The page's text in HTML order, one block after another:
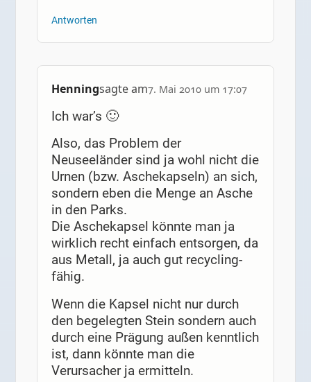
Antworten
Henningsagte am7. Mai 2010 um 17:07
Ich war’s 🙂
Also, das Problem der
Neuseeländer sind ja wohl nicht die
Urnen (bzw. Aschekapseln) an sich,
sondern eben die Menge an Asche
in den Parks.
Die Aschekapsel könnte man ja
wirklich recht einfach entsorgen, da
aus Metall, ja auch gut recycling-
fähig.
Wenn die Kapsel nicht nur durch
den begelegten Stein sondern auch
durch eine Prägung außen kenntlich
ist, dann könnte man die
Verursacher ja ermitteln.